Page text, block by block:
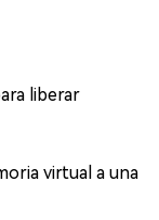
liberar
virtual a una